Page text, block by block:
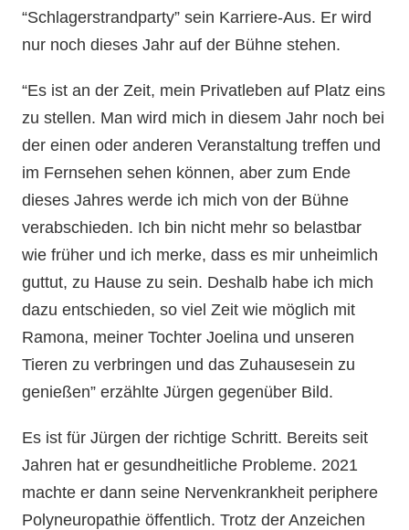
“Schlagerstrandparty” sein Karriere-Aus. Er wird
nur noch dieses Jahr auf der Bühne stehen.
“Es ist an der Zeit, mein Privatleben auf Platz eins
zu stellen. Man wird mich in diesem Jahr noch bei
der einen oder anderen Veranstaltung treffen und
im Fernsehen sehen können, aber zum Ende
dieses Jahres werde ich mich von der Bühne
verabschieden. Ich bin nicht mehr so belastbar
wie früher und ich merke, dass es mir unheimlich
guttut, zu Hause zu sein. Deshalb habe ich mich
dazu entschieden, so viel Zeit wie möglich mit
Ramona, meiner Tochter Joelina und unseren
Tieren zu verbringen und das Zuhausesein zu
genießen” erzählte Jürgen gegenüber Bild.
Es ist für Jürgen der richtige Schritt. Bereits seit
Jahren hat er gesundheitliche Probleme. 2021
machte er dann seine Nervenkrankheit periphere
Polyneuropathie öffentlich. Trotz der Anzeichen